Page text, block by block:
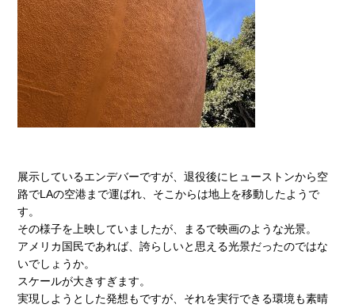
展示しているエンデバーですが、退役後にヒューストンから空
路でLAの空港まで運ばれ、そこからは地上を移動したようで
す。
その様子を上映していましたが、まるで映画のような光景。
アメリカ国民であれば、誇らしいと思える光景だったのではな
いでしょうか。
スケールが大きすぎます。
実現しようとした発想もですが、それを実行できる環境も素晴